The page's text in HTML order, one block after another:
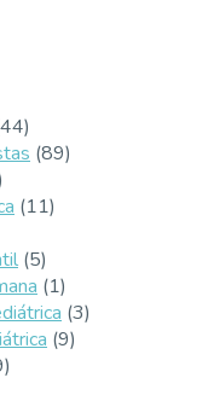
(89)
(11)
(5)
(1)
(3)
(9)